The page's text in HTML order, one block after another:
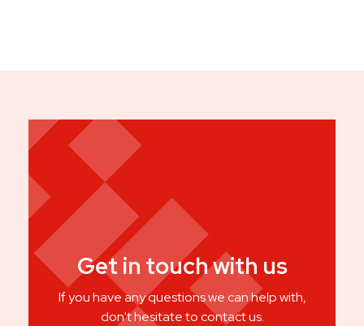
Get in touch with us
If you have any questions we can help with,
don't hesitate to contact us.